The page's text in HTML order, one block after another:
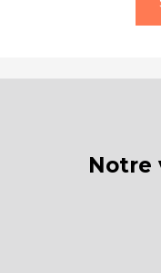
Notre